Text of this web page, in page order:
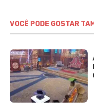
VOCÊ PODE GOSTAR